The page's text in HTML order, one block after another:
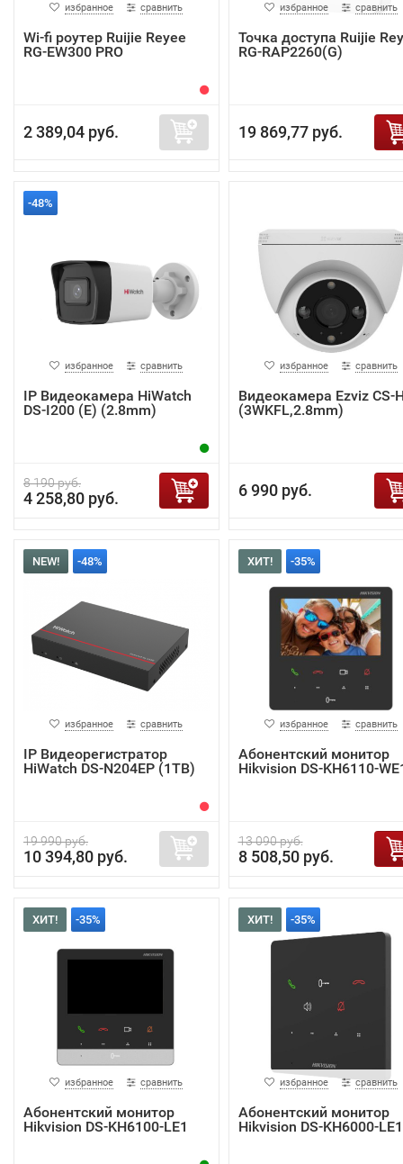
избранное сравнить
Wi-fi роутер Ruijie Reyee
RG-EW300 PRO
2 389,04 руб.
избранное сравнить
Точка доступа Ruijie
RG-RAP2260(G)
19 869,77 руб.
-48%
избранное сравнить
IP Видеокамера HiWatch
DS-I200 (E) (2.8mm)
8 190 руб.
4 258,80 руб.
избранное сравнить
Видеокамера Ezviz CS-
(3WKFL,2.8mm)
6 990 руб.
NEW! -48%
избранное сравнить
IP Видеорегистратор
HiWatch DS-N204EP (1TB)
19 990 руб.
10 394,80 руб.
ХИТ! -35%
избранное сравнить
Абонентский монитор
Hikvision DS-KH6110-
13 090 руб.
8 508,50 руб.
ХИТ! -35%
избранное сравнить
Абонентский монитор
Hikvision DS-KH6100-LE1
ХИТ! -35%
избранное сравнить
Абонентский монитор
Hikvision DS-KH6000-LE1